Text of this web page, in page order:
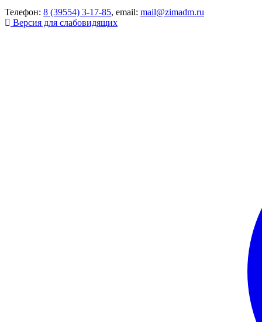
Телефон: 8 (39554) 3-17-85, email: mail@zimadm.ru
Версия для слабовидящих